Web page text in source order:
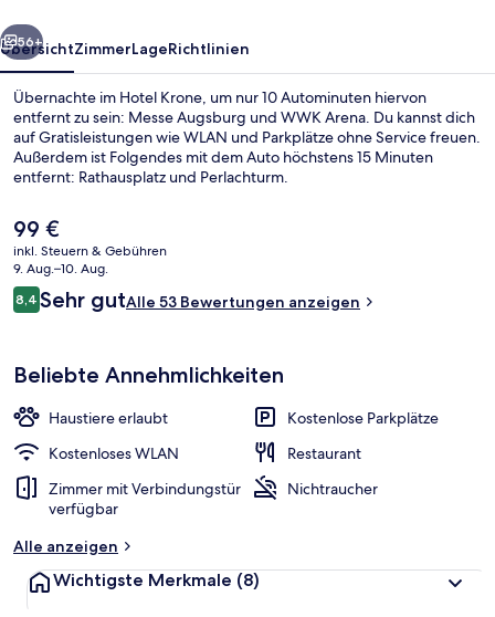
Weiter
56+
ÜbersichtZimmerLageRichtlinien
Übernachte im Hotel Krone, um nur 10 Autominuten hiervon
entfernt zu sein: Messe Augsburg und WWK Arena. Du kannst dich
auf Gratisleistungen wie WLAN und Parkplätze ohne Service freuen.
Außerdem ist Folgendes mit dem Auto höchstens 15 Minuten
entfernt: Rathausplatz und Perlachturm.
Der
aktuelle
Preis
beträgt
99 €.
99 €
inkl. Steuern & Gebühren
9. Aug.–10. Aug.
Bewertungen
8,48,4 von 10.
Sehr gutAlle 53 Bewertungen anzeigen
Beliebte Annehmlichkeiten
Haustiere erlaubt
Kostenlose Parkplätze
Kostenloses WLAN
Restaurant
Zimmer mit Verbindungstür
verfügbar
Nichtraucher
Alle anzeigen
Wichtigste Merkmale (8)